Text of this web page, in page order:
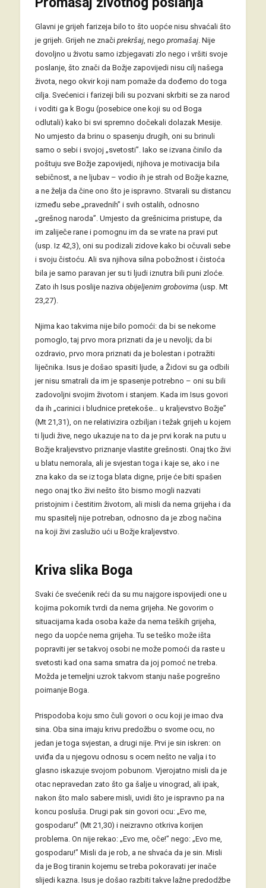
Glavni je grijeh farizeja bilo to što uopće nisu shvaćali što
je grijeh. Grijeh ne znači prekršaj, nego promašaj. Nije
dovoljno u životu samo izbjegavati zlo nego i vršiti svoje
poslanje, što znači da Božje zapovijedi nisu cilj našega
života, nego okvir koji nam pomaže da dođemo do toga
cilja. Svećenici i farizeji bili su pozvani skrbiti se za narod
i voditi ga k Bogu (posebice one koji su od Boga
odlutali) kako bi svi spremno dočekali dolazak Mesije.
No umjesto da brinu o spasenju drugih, oni su brinuli
samo o sebi i svojoj „svetosti”. Iako se izvana činilo da
poštuju sve Božje zapovijedi, njihova je motivacija bila
sebičnost, a ne ljubav – vodio ih je strah od Božje kazne,
a ne želja da čine ono što je ispravno. Stvarali su distancu
između sebe „pravednih” i svih ostalih, odnosno
„grešnog naroda”. Umjesto da grešnicima pristupe, da
im zaliječe rane i pomognu im da se vrate na pravi put
(usp. Iz 42,3), oni su podizali zidove kako bi očuvali sebe
i svoju čistoću. Ali sva njihova silna pobožnost i čistoća
bila je samo paravan jer su ti ljudi iznutra bili puni zloće.
Zato ih Isus poslije naziva obijeljenim grobovima (usp. Mt
23,27).
Njima kao takvima nije bilo pomoći: da bi se nekome
pomoglo, taj prvo mora priznati da je u nevolji; da bi
ozdravio, prvo mora priznati da je bolestan i potražiti
liječnika. Isus je došao spasiti ljude, a Židovi su ga odbili
jer nisu smatrali da im je spasenje potrebno – oni su bili
zadovoljni svojim životom i stanjem. Kada im Isus govori
da ih „carinici i bludnice pretekoše… u kraljevstvo Božje”
(Mt 21,31), on ne relativizira ozbiljan i težak grijeh u kojem
ti ljudi žive, nego ukazuje na to da je prvi korak na putu u
Božje kraljevstvo priznanje vlastite grešnosti. Onaj tko živi
u blatu nemorala, ali je svjestan toga i kaje se, ako i ne
zna kako da se iz toga blata digne, prije će biti spašen
nego onaj tko živi nešto što bismo mogli nazvati
pristojnim i čestitim životom, ali misli da nema grijeha i da
mu spasitelj nije potreban, odnosno da je zbog načina
na koji živi zaslužio ući u Božje kraljevstvo.
Kriva slika Boga
Svaki će svećenik reći da su mu najgore ispovijedi one u
kojima pokornik tvrdi da nema grijeha. Ne govorim o
situacijama kada osoba kaže da nema teških grijeha,
nego da uopće nema grijeha. Tu se teško može išta
popraviti jer se takvoj osobi ne može pomoći da raste u
svetosti kad ona sama smatra da joj pomoć ne treba.
Možda je temeljni uzrok takvom stanju naše pogrešno
poimanje Boga.
Prispodoba koju smo čuli govori o ocu koji je imao dva
sina. Oba sina imaju krivu predožbu o svome ocu, no
jedan je toga svjestan, a drugi nije. Prvi je sin iskren: on
uviđa da u njegovu odnosu s ocem nešto ne valja i to
glasno iskazuje svojom pobunom. Vjerojatno misli da je
otac nepravedan zato što ga šalje u vinograd, ali ipak,
nakon što malo sabere misli, uvidi što je ispravno pa na
koncu posluša. Drugi pak sin govori ocu: „Evo me,
gospodaru!” (Mt 21,30) i neizravno otkriva korijen
problema. On nije rekao: „Evo me, oče!” nego: „Evo me,
gospodaru!” Misli da je rob, a ne shvaća da je sin. Misli
da je Bog tiranin kojemu se treba pokoravati jer inače
slijedi kazna. Isus je došao razbiti takve lažne predodžbe